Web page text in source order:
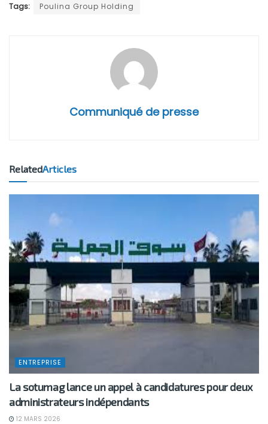
Tags: Poulina Group Holding
Communiqué de presse
RelatedArticles
ENTREPRISE
La sotumag lance un appel à candidatures pour deux
administrateurs indépendants
12 MARS 2026